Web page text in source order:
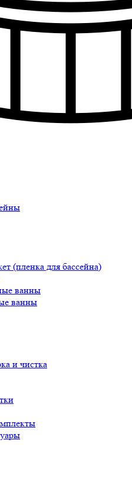
(пленка для бассейна)
ванны
ванны
и чистка